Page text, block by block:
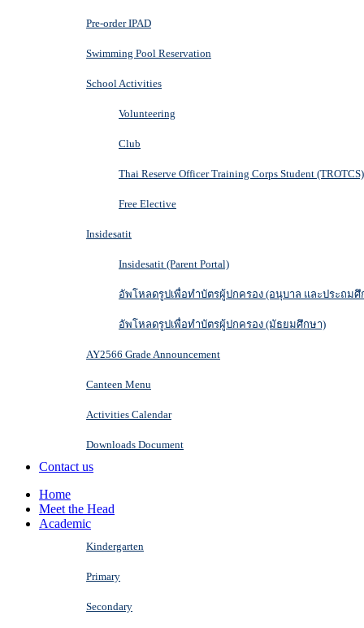
Pre-order IPAD
Swimming Pool Reservation
School Activities
Volunteering
Club
Thai Reserve Officer Training Corps Student (TROTCS)
Free Elective
Insidesatit
Insidesatit (Parent Portal)
อัพโหลดรูปเพื่อทำบัตรผู้ปกครอง (อนุบาล และประถมศึ
อัพโหลดรูปเพื่อทำบัตรผู้ปกครอง (มัธยมศึกษา)
AY2566 Grade Announcement
Canteen Menu
Activities Calendar
Downloads Document
Contact us
Home
Meet the Head
Academic
Kindergarten
Primary
Secondary